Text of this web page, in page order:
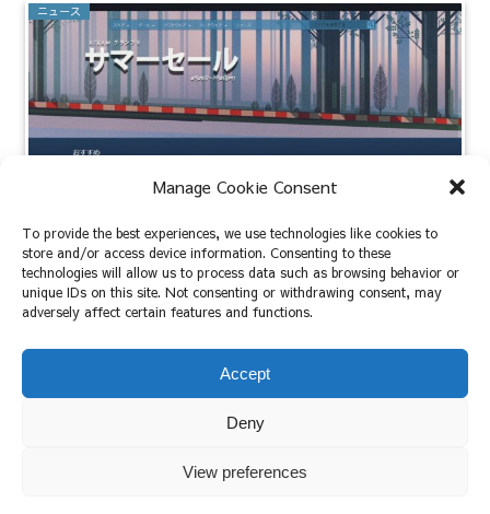
Manage Cookie Consent
To provide the best experiences, we use technologies like cookies to
store and/or access device information. Consenting to these
technologies will allow us to process data such as browsing behavior or
unique IDs on this site. Not consenting or withdrawing consent, may
adversely affect certain features and functions.
Accept
Deny
View preferences
ニュース
Steam サマーセール 2019： 7月9日(PT) –